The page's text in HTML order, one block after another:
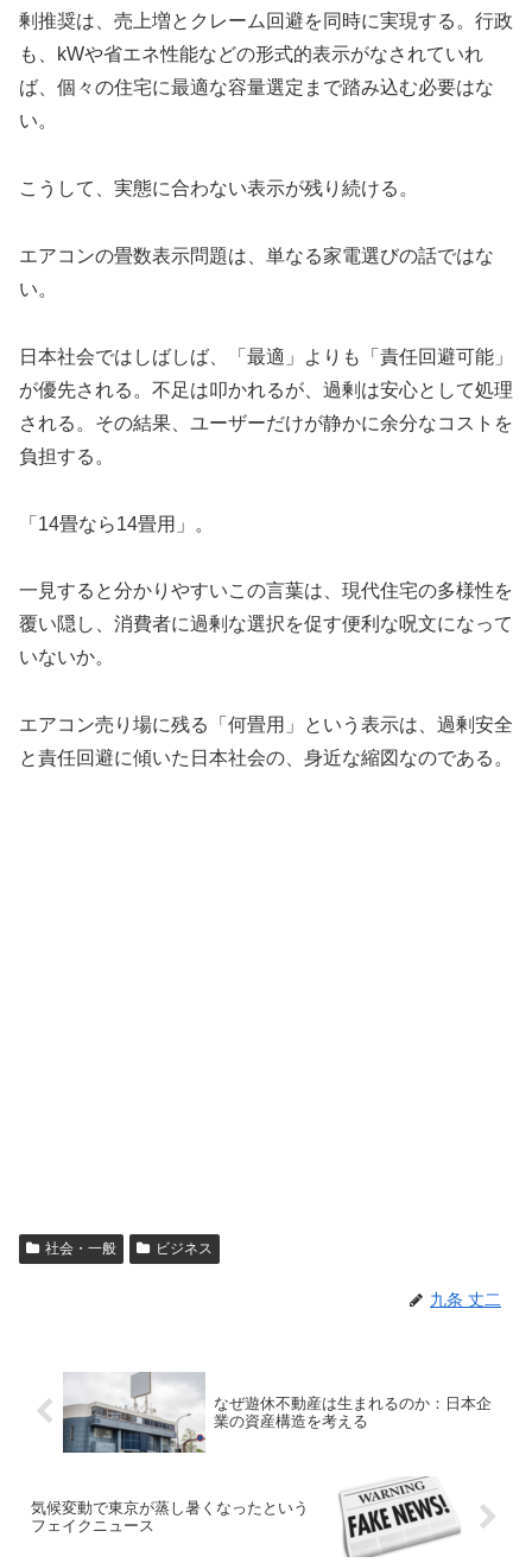
剰推奨は、売上増とクレーム回避を同時に実現する。行政
も、kWや省エネ性能などの形式的表示がなされていれ
ば、個々の住宅に最適な容量選定まで踏み込む必要はな
い。
こうして、実態に合わない表示が残り続ける。
エアコンの畳数表示問題は、単なる家電選びの話ではな
い。
日本社会ではしばしば、「最適」よりも「責任回避可能」
が優先される。不足は叩かれるが、過剰は安心として処理
される。その結果、ユーザーだけが静かに余分なコストを
負担する。
「14畳なら14畳用」。
一見すると分かりやすいこの言葉は、現代住宅の多様性を
覆い隠し、消費者に過剰な選択を促す便利な呪文になって
いないか。
エアコン売り場に残る「何畳用」という表示は、過剰安全
と責任回避に傾いた日本社会の、身近な縮図なのである。
社会・一般 ビジネス
九条 丈二
なぜ遊休不動産は生まれるのか：日本企
業の資産構造を考える
気候変動で東京が蒸し暑くなったという
フェイクニュース